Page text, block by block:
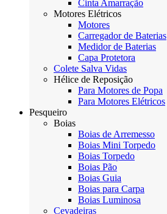
Cinta Amarração
Motores Elétricos
Motores
Carregador de Baterias
Medidor de Baterias
Capa Protetora
Colete Salva Vidas
Hélice de Reposição
Para Motores de Popa
Para Motores Elétricos
Pesqueiro
Boias
Boias de Arremesso
Boias Mini Torpedo
Boias Torpedo
Boias Pão
Boias Guia
Boias para Carpa
Boias Luminosa
Cevadeiras